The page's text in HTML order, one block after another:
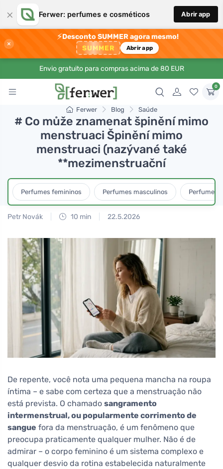
× Ferwer: perfumes e cosméticos Abrir app
×
⚡Desconto SUMMER agora mesmo!
SUMMER Abrir app
Envio gratuito para compras acima de 80 EUR
0
Ferwer Blog Saúde
# Co může znamenat špinění mimo
menstruaci Špinění mimo
menstruaci (nazývané také
**mezimenstruační
Perfumes femininos Perfumes masculinos Perfumes
Petr Novák 10 min 22.5.2026
De repente, você nota uma pequena mancha na roupa
íntima – e sabe com certeza que a menstruação não
está prevista. O chamado sangramento
intermenstrual, ou popularmente corrimento de
sangue fora da menstruação, é um fenômeno que
preocupa praticamente qualquer mulher. Não é de
admirar – o corpo feminino é um sistema complexo e
qualquer desvio da rotina estabelecida naturalmente